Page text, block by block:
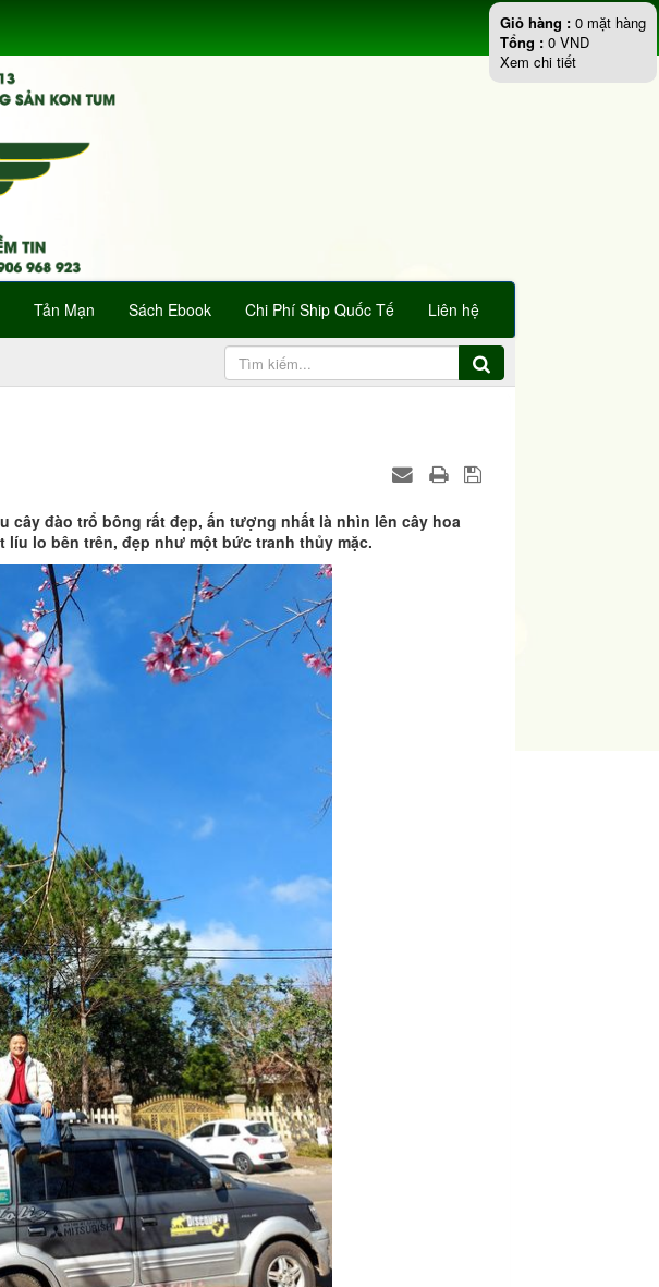
Tản Mạn Sách Ebook Chi Phí Ship Quốc Tế Liên hệ
cây đào trổ bông rất đẹp, ấn tượng nhất là nhìn lên cây hoa
lo bên trên, đẹp như một bức tranh thủy mặc.
Giỏ hàng : 0 mặt hàng
Tổng : 0 VND
Xem chi tiết